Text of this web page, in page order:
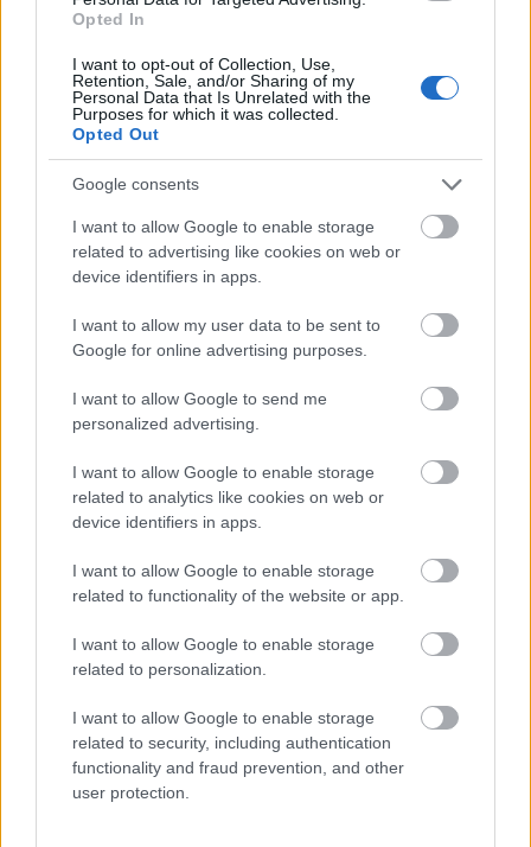
Opted In
I want to opt-out of Collection, Use,
Retention, Sale, and/or Sharing of my
Personal Data that Is Unrelated with the
Purposes for which it was collected.
Opted Out
Google consents
I want to allow Google to enable storage
related to advertising like cookies on web or
device identifiers in apps.
I want to allow my user data to be sent to
Google for online advertising purposes.
I want to allow Google to send me
personalized advertising.
I want to allow Google to enable storage
related to analytics like cookies on web or
device identifiers in apps.
I want to allow Google to enable storage
related to functionality of the website or app.
I want to allow Google to enable storage
related to personalization.
I want to allow Google to enable storage
related to security, including authentication
functionality and fraud prevention, and other
user protection.
Πηγή: Shutterstock
Τον Απρίλιο του 2023 θα ξεκινήσει το κανονικό ταξίδι, με
ένα εορταστικό δείπνο στοΜουσείο Φυσικής Ιστορίας
Λονδίνουστο οποίο θα είναι παρόντες και
άνθρωποι - θρύλοι των εξερευνήσεων. Από εκεί οι
συμμετέχοντες θα ταξιδέψουν για το Svalbardτης
Station Nord, μια στρατιωτική και επιστημονική βάση
Αρκτικού Κύκλου. Εκεί θα μείνουν σε ένα ice hotel.
Στη συνέχεια, θα ξεκινήσει μια επταήμερη αποστολή με
οχήματα, ένα ταξίδι στον πάγο και το χιόνι σε μία από